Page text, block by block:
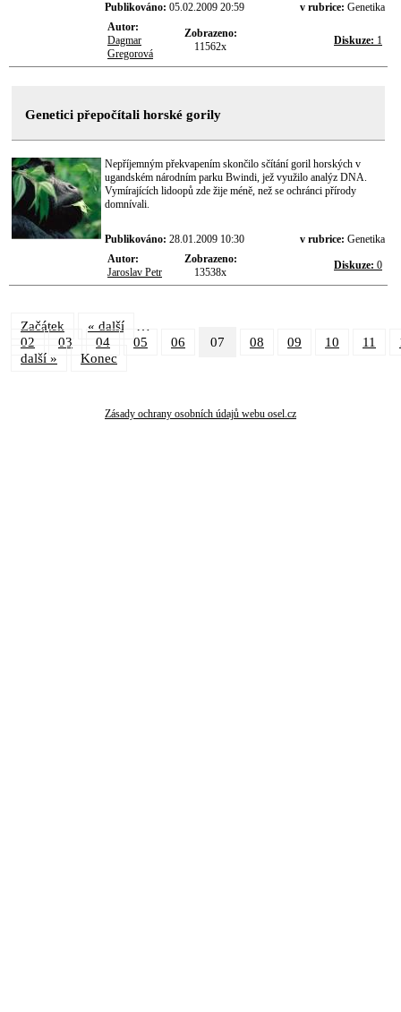
Publikováno: 05.02.2009 20:59 v rubrice: Genetika
Autor:
Dagmar
Gregorová
Zobrazeno:
11562x
Diskuze: 1
Genetici přepočítali horské gorily
Nepříjemným překvapením skončilo sčítání goril horských v
ugandském národním parku Bwindi, jež využilo analýz DNA.
Vymírajících lidoopů zde žije méně, než se ochránci přírody
domnívali.
Publikováno: 28.01.2009 10:30 v rubrice: Genetika
Autor:
Jaroslav Petr
Zobrazeno:
13538x
Diskuze: 0
Začátek « další
02 03 04 05 06 07 08 09 10 11
další »
Konec
Zásady ochrany osobních údajů webu osel.cz